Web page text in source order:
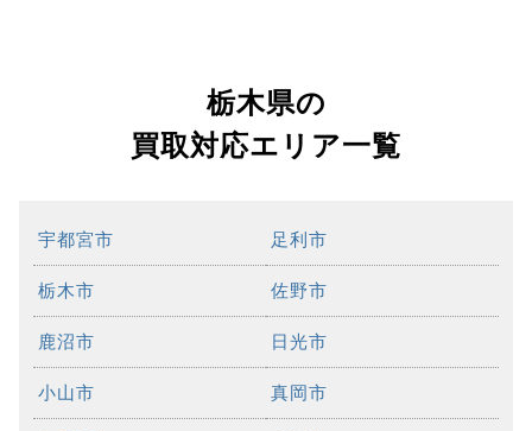
栃木県の
買取対応エリア一覧
宇都宮市 足利市
栃木市 佐野市
鹿沼市 日光市
小山市 真岡市